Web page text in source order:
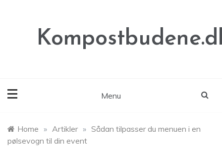
Menu
Home » Artikler » Sådan tilpasser du menuen i en
pølsevogn til din event